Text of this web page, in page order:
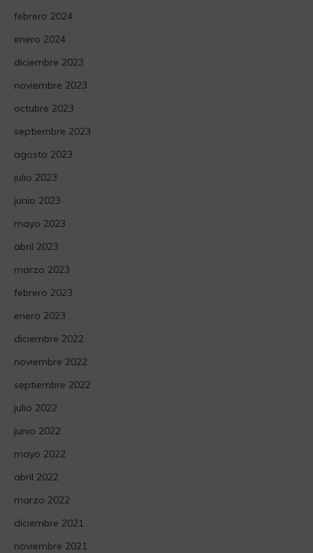
febrero 2024
enero 2024
diciembre 2023
noviembre 2023
octubre 2023
septiembre 2023
agosto 2023
julio 2023
junio 2023
mayo 2023
abril 2023
marzo 2023
febrero 2023
enero 2023
diciembre 2022
noviembre 2022
septiembre 2022
julio 2022
junio 2022
mayo 2022
abril 2022
marzo 2022
diciembre 2021
noviembre 2021